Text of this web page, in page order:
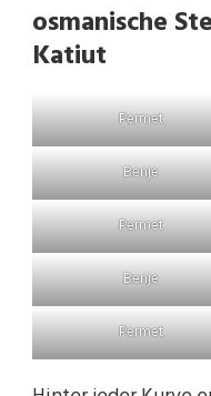
osmanische
Katiut
Permet
Benje
Permet
Benje
Permet